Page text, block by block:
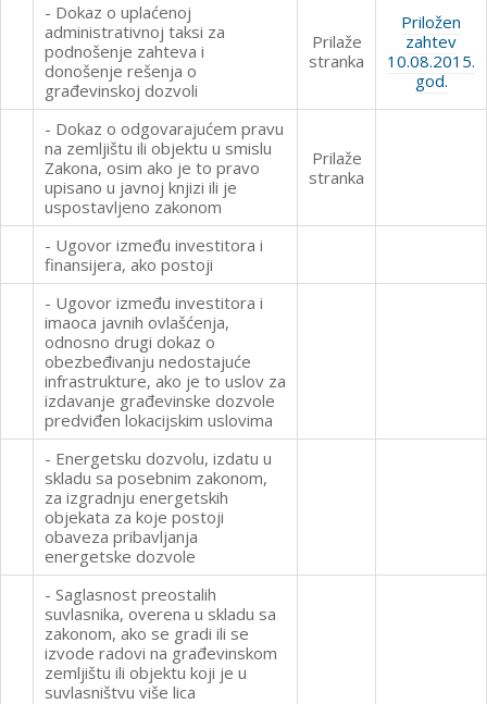
- Dokaz o uplaćenoj
administrativnoj taksi za
podnošenje zahteva i
donošenje rešenja o
građevinskoj dozvoli
Prilaže
stranka
Priložen
zahtev
10.08.2015.
god.
- Dokaz o odgovarajućem pravu
na zemljištu ili objektu u smislu
Zakona, osim ako je to pravo
upisano u javnoj knjizi ili je
uspostavljeno zakonom
Prilaže
stranka
- Ugovor između investitora i
finansijera, ako postoji
- Ugovor između investitora i
imaoca javnih ovlašćenja,
odnosno drugi dokaz o
obezbeđivanju nedostajuće
infrastrukture, ako je to uslov za
izdavanje građevinske dozvole
predviđen lokacijskim uslovima
- Energetsku dozvolu, izdatu u
skladu sa posebnim zakonom,
za izgradnju energetskih
objekata za koje postoji
obaveza pribavljanja
energetske dozvole
- Saglasnost preostalih
suvlasnika, overena u skladu sa
zakonom, ako se gradi ili se
izvode radovi na građevinskom
zemljištu ili objektu koji je u
suvlasništvu više lica